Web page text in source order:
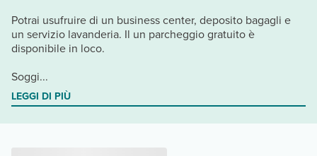
Potrai usufruire di un business center, deposito bagagli e
un servizio lavanderia. Il un parcheggio gratuito è
disponibile in loco.
Soggi...
LEGGI DI PIÙ